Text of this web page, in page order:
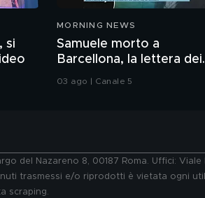
si
MORNING NEWS
Samuele morto a
Barcellona, la lettera dei
genitori
03 ago | Canale 5
del Nazareno 8, 00187 Roma. Uffici:
trasmessi e/o riprodotti è vietata ogni
scraping.